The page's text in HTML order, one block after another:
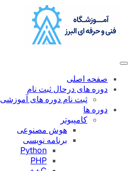
محتوا
صفحه اصلی
دوره های درحال ثبت نام
ثبت نام دوره های آموزشی
دوره ها
کامپیوتر
هوش مصنوعی
برنامه نویسی
Python
PHP